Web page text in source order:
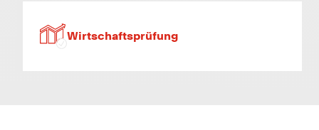
Wirtschaftsprüfung